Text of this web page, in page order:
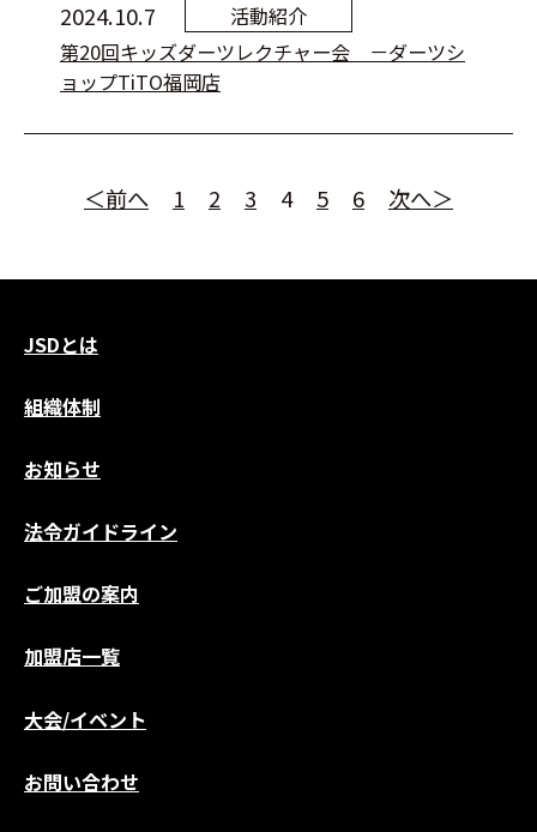
2024.10.7
活動紹介
第20回キッズダーツレクチャー会 －ダーツシ
ョップTiTO福岡店
＜前へ 1 2 3 4 5 6 次へ＞
JSDとは
組織体制
お知らせ
法令ガイドライン
ご加盟の案内
加盟店一覧
大会/イベント
お問い合わせ